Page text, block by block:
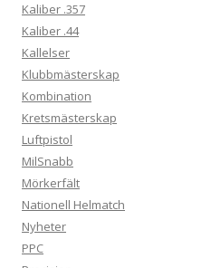
Kaliber .357
Kaliber .44
Kallelser
Klubbmästerskap
Kombination
Kretsmästerskap
Luftpistol
MilSnabb
Mörkerfält
Nationell Helmatch
Nyheter
PPC